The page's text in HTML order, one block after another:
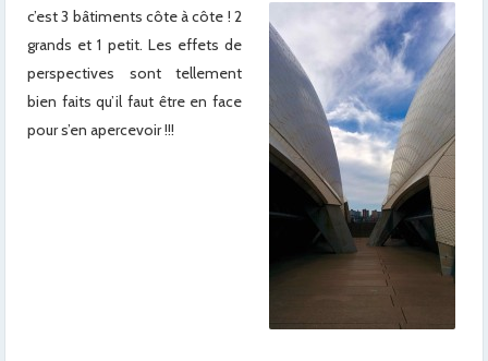
c’est 3 bâtiments côte à côte ! 2
grands et 1 petit. Les effets de
perspectives sont tellement
bien faits qu’il faut être en face
pour s’en apercevoir !!!